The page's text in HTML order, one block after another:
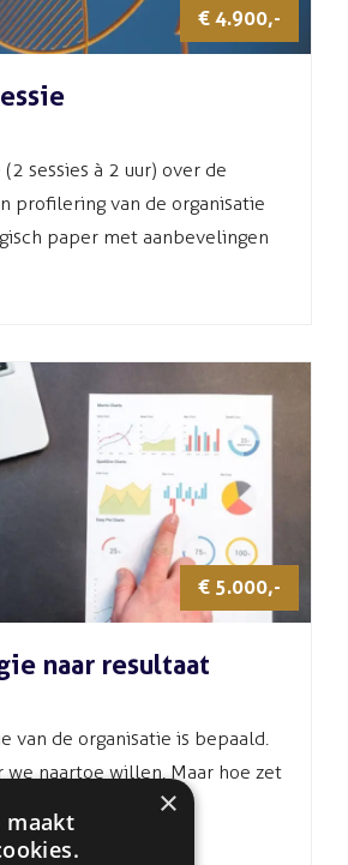
€ 4.900,-
sessies à 2 uur) over de
profilering van de organisatie
paper met aanbevelingen
€ 5.000,-
naar resultaat
van de organisatie is bepaald.
we naartoe willen. Maar hoe zet
×
maakt